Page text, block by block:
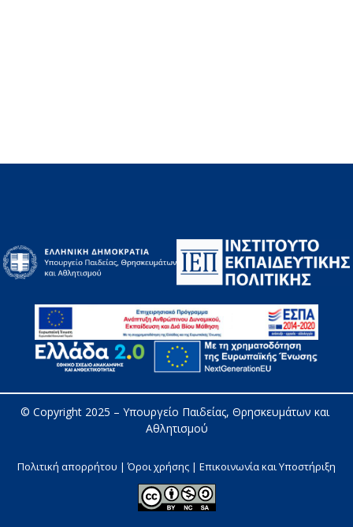
© Copyright 2025 – Υπουργείο Παιδείας, Θρησκευμάτων και
Αθλητισμού
Πολιτική απορρήτου | Όροι χρήσης | Επικοινωνία και Υποστήριξη